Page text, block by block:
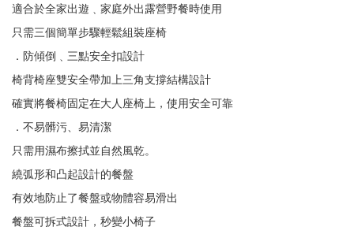
適合於全家出遊﹑家庭外出露營野餐時使用
只需三個簡單步驟輕鬆組裝座椅
．防傾倒﹑三點安全扣設計
椅背椅座雙安全帶加上三角支撐結構設計
確實將餐椅固定在大人座椅上，使用安全可靠
．不易髒污、易清潔
只需用濕布擦拭並自然風乾。
繞弧形和凸起設計的餐盤
有效地防止了餐盤或物體容易滑出
餐盤可拆式設計，秒變小椅子